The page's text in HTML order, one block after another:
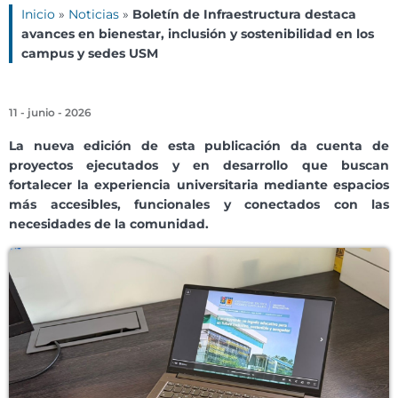
Inicio » Noticias » Boletín de Infraestructura destaca
avances en bienestar, inclusión y sostenibilidad en los
campus y sedes USM
11 - junio - 2026
La nueva edición de esta publicación da cuenta de
proyectos ejecutados y en desarrollo que buscan
fortalecer la experiencia universitaria mediante espacios
más accesibles, funcionales y conectados con las
necesidades de la comunidad.